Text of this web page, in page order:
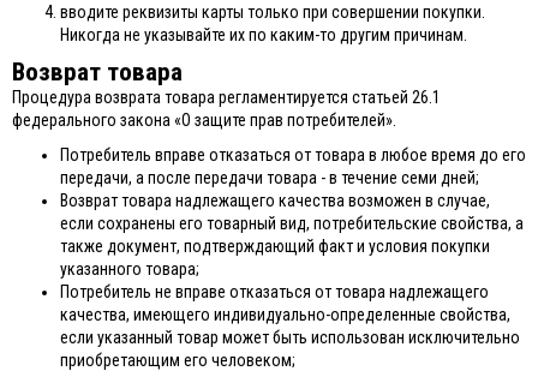
вводите реквизиты карты только при совершении покупки.
Никогда не указывайте их по каким-то другим причинам.
Возврат товара
Процедура возврата товара регламентируется статьей 26.1
федерального закона «О защите прав потребителей».
Потребитель вправе отказаться от товара в любое время до его
передачи, а после передачи товара - в течение семи дней;
Возврат товара надлежащего качества возможен в случае,
если сохранены его товарный вид, потребительские свойства, а
также документ, подтверждающий факт и условия покупки
указанного товара;
Потребитель не вправе отказаться от товара надлежащего
качества, имеющего индивидуально-определенные свойства,
если указанный товар может быть использован исключительно
приобретающим его человеком;